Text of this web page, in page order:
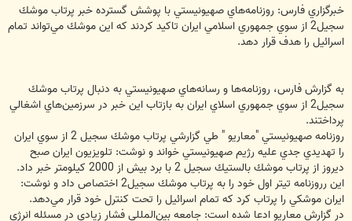
خبرگزاري فارس: روزنامه‌هاي صهيونيستي با پوشش گسترده خبر پرتاب موشك
سجيل2 از سوي جمهوري اسلامي ايران تاكيد كردند كه اين موشك مي‌تواند تمام
اسرائيل را هدف قرار دهد.
به گزارش فارس، روزنامه‌ها و رسانه‌هاي صهيونيستي به دنبال پرتاب موشك
سجيل2 از سوي جمهوري اسلاي ايران به بازتاب اين خبر در سرزمين‌هاي اشغالي
پرداختند.
روزنامه صهيونيستي "معاريو " طي گزارشي پرتاب موشك سجيل 2 از سوي ايران
را تهديدي جدي عليه رژيم صهيونيستي خواند و نوشت: تلويزيون ايران صبح
ديروز از پرتاب موشك بالستيك سجيل 2 با برد بيش از 2000 كيلومتر خبر داد.
اين رروزنامه تيتر اول خود را به پرتاب موشك سجيل2 اختصاص داد و نوشت:
ايران موشكي را پرتاب كرد كه تمام اسرائيل را تحت كنترل خود قرار مي‌دهد.
در گزارش معاريو ادعا شده است: جامعه بين‌المللي فشار زيادي در مسئله انرژي